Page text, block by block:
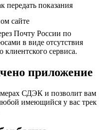
передать показания
сайте
Почту России по
в виде отсутствия
клиентского сервиса.
приложение
СДЭК и позволит вам
имеющийся у вас трек